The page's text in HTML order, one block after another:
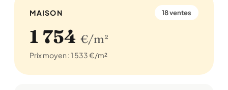
MAISON 18 ventes
1 754 €/m²
Prix moyen : 1 533 €/m²